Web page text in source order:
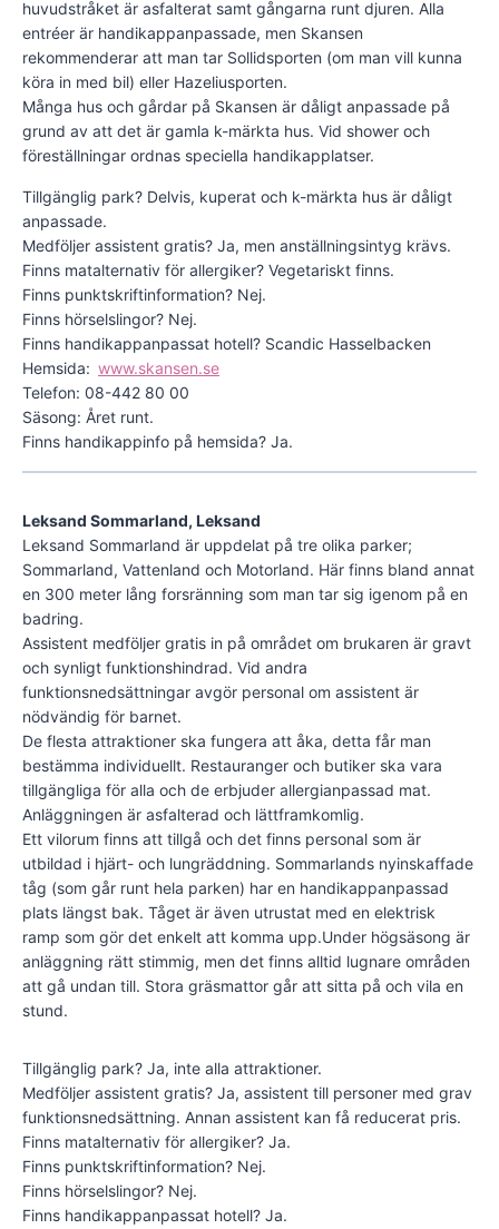
huvudstråket är asfalterat samt gångarna runt djuren. Alla
entréer är handikappanpassade, men Skansen
rekommenderar att man tar Sollidsporten (om man vill kunna
köra in med bil) eller Hazeliusporten.
Många hus och gårdar på Skansen är dåligt anpassade på
grund av att det är gamla k-märkta hus. Vid shower och
föreställningar ordnas speciella handikapplatser.
Tillgänglig park? Delvis, kuperat och k-märkta hus är dåligt
anpassade.
Medföljer assistent gratis? Ja, men anställningsintyg krävs.
Finns matalternativ för allergiker? Vegetariskt finns.
Finns punktskriftinformation? Nej.
Finns hörselslingor? Nej.
Finns handikappanpassat hotell? Scandic Hasselbacken
Hemsida: www.skansen.se
Telefon: 08-442 80 00
Säsong: Året runt.
Finns handikappinfo på hemsida? Ja.
Leksand Sommarland, Leksand
Leksand Sommarland är uppdelat på tre olika parker;
Sommarland, Vattenland och Motorland. Här finns bland annat
en 300 meter lång forsränning som man tar sig igenom på en
badring.
Assistent medföljer gratis in på området om brukaren är gravt
och synligt funktionshindrad. Vid andra
funktionsnedsättningar avgör personal om assistent är
nödvändig för barnet.
De flesta attraktioner ska fungera att åka, detta får man
bestämma individuellt. Restauranger och butiker ska vara
tillgängliga för alla och de erbjuder allergianpassad mat.
Anläggningen är asfalterad och lättframkomlig.
Ett vilorum finns att tillgå och det finns personal som är
utbildad i hjärt- och lungräddning. Sommarlands nyinskaffade
tåg (som går runt hela parken) har en handikappanpassad
plats längst bak. Tåget är även utrustat med en elektrisk
ramp som gör det enkelt att komma upp.Under högsäsong är
anläggning rätt stimmig, men det finns alltid lugnare områden
att gå undan till. Stora gräsmattor går att sitta på och vila en
stund.
Tillgänglig park? Ja, inte alla attraktioner.
Medföljer assistent gratis? Ja, assistent till personer med grav
funktionsnedsättning. Annan assistent kan få reducerat pris.
Finns matalternativ för allergiker? Ja.
Finns punktskriftinformation? Nej.
Finns hörselslingor? Nej.
Finns handikappanpassat hotell? Ja.